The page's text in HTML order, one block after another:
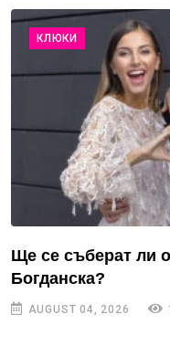
КЛЮКИ
Ще се съберат ли
Богданска?
AUGUST 04, 2026